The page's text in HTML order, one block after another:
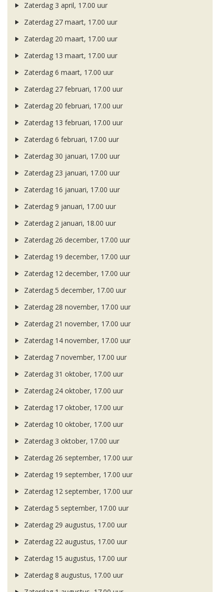
Zaterdag 3 april, 17.00 uur
Zaterdag 27 maart, 17.00 uur
Zaterdag 20 maart, 17.00 uur
Zaterdag 13 maart, 17.00 uur
Zaterdag 6 maart, 17.00 uur
Zaterdag 27 februari, 17.00 uur
Zaterdag 20 februari, 17.00 uur
Zaterdag 13 februari, 17.00 uur
Zaterdag 6 februari, 17.00 uur
Zaterdag 30 januari, 17.00 uur
Zaterdag 23 januari, 17.00 uur
Zaterdag 16 januari, 17.00 uur
Zaterdag 9 januari, 17.00 uur
Zaterdag 2 januari, 18.00 uur
Zaterdag 26 december, 17.00 uur
Zaterdag 19 december, 17.00 uur
Zaterdag 12 december, 17.00 uur
Zaterdag 5 december, 17.00 uur
Zaterdag 28 november, 17.00 uur
Zaterdag 21 november, 17.00 uur
Zaterdag 14 november, 17.00 uur
Zaterdag 7 november, 17.00 uur
Zaterdag 31 oktober, 17.00 uur
Zaterdag 24 oktober, 17.00 uur
Zaterdag 17 oktober, 17.00 uur
Zaterdag 10 oktober, 17.00 uur
Zaterdag 3 oktober, 17.00 uur
Zaterdag 26 september, 17.00 uur
Zaterdag 19 september, 17.00 uur
Zaterdag 12 september, 17.00 uur
Zaterdag 5 september, 17.00 uur
Zaterdag 29 augustus, 17.00 uur
Zaterdag 22 augustus, 17.00 uur
Zaterdag 15 augustus, 17.00 uur
Zaterdag 8 augustus, 17.00 uur